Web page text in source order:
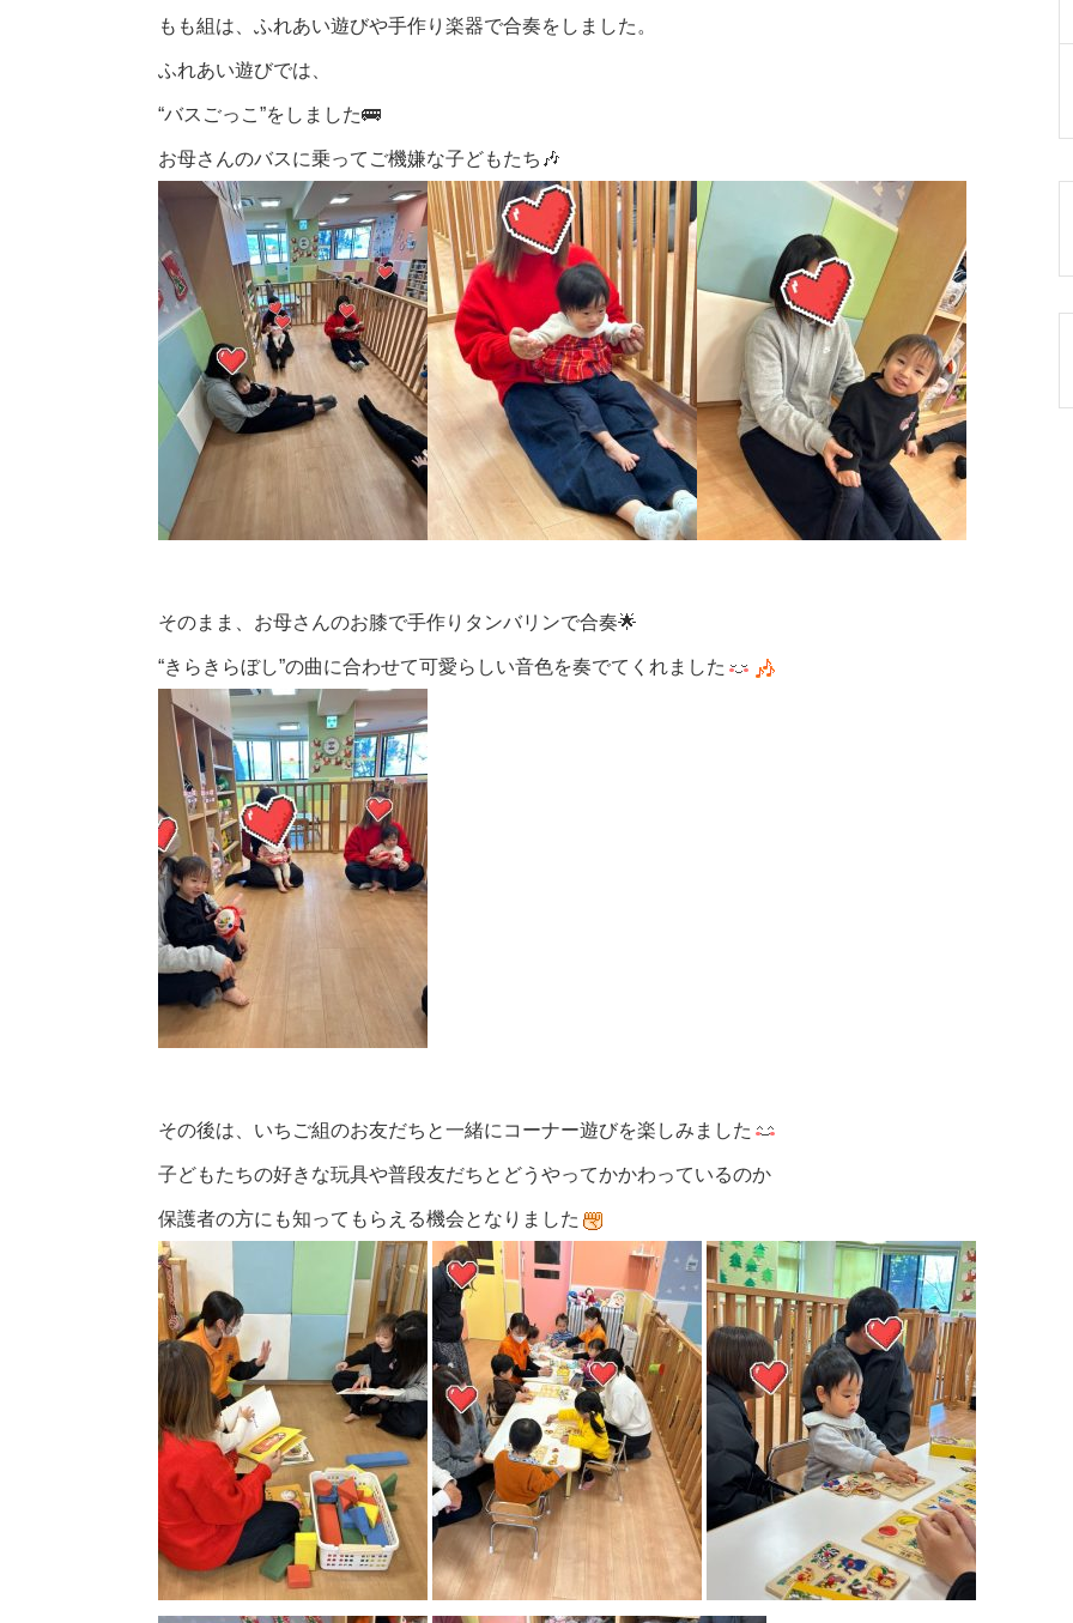
もも組は、ふれあい遊びや手作り楽器で合奏をしました。
ふれあい遊びでは、
“バスごっこ”をしました🚌
お母さんのバスに乗ってご機嫌な子どもたち🎶
そのまま、お母さんのお膝で手作りタンバリンで合奏🌟
“きらきらぼし”の曲に合わせて可愛らしい音色を奏でてくれました
その後は、いちご組のお友だちと一緒にコーナー遊びを楽しみました
子どもたちの好きな玩具や普段友だちとどうやってかかわっているのか
保護者の方にも知ってもらえる機会となりました